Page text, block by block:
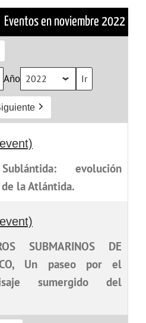
Eventos en noviembre 2022
Año
evolución
la Atlántida.
SUBMARINOS DE
Un paseo por el
sumergido del